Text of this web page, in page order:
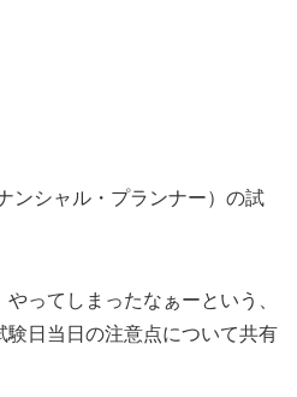
ンシャル・プランナー）の試
ってしまったなぁーという、
日当日の注意点について共有